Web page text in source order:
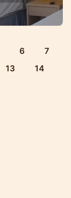
6
7
13
14